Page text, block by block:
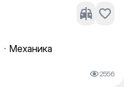
· Механика
2556